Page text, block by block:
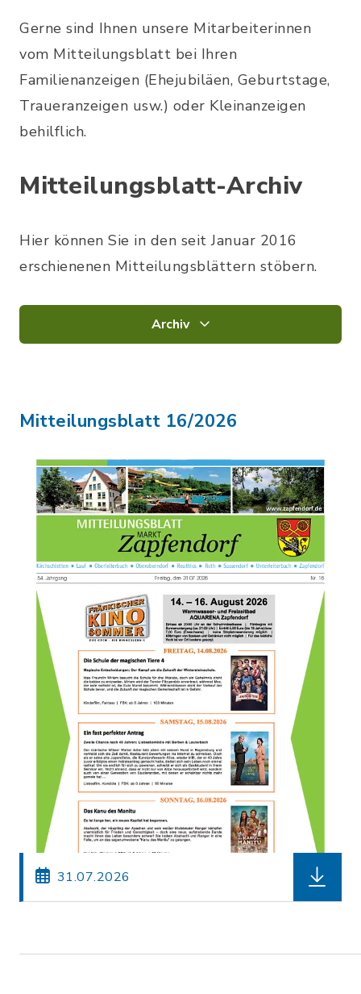
Gerne sind Ihnen unsere Mitarbeiterinnen
vom Mitteilungsblatt bei Ihren
Familienanzeigen (Ehejubiläen, Geburtstage,
Traueranzeigen usw.) oder Kleinanzeigen
behilflich.
Mitteilungsblatt-Archiv
Hier können Sie in den seit Januar 2016
erschienenen Mitteilungsblättern stöbern.
Archiv
Mitteilungsblatt 16/2026
31.07.2026